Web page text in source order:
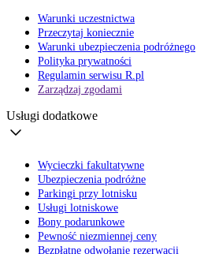
Warunki uczestnictwa
Przeczytaj koniecznie
Warunki ubezpieczenia podróżnego
Polityka prywatności
Regulamin serwisu R.pl
Zarządzaj zgodami
Usługi dodatkowe
Wycieczki fakultatywne
Ubezpieczenia podróżne
Parkingi przy lotnisku
Usługi lotniskowe
Bony podarunkowe
Pewność niezmiennej ceny
Bezpłatne odwołanie rezerwacji